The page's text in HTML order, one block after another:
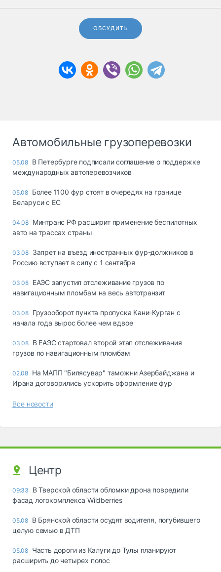
ОБСУДИТЬ
Автомобильные грузоперевозки
05.08 В Петербурге подписали соглашение о поддержке
международных автоперевозчиков
05.08 Более 1100 фур стоят в очередях на границе
Беларуси с ЕС
04.08 Минтранс РФ расширит применение беспилотных
авто на трассах страны
03.08 Запрет на въезд иностранных фур-должников в
Россию вступает в силу с 1 сентября
03.08 ЕАЭС запустил отслеживание грузов по
навигационным пломбам на весь автотранзит
03.08 Грузооборот пункта пропуска Кани-Курган с
начала года вырос более чем вдвое
03.08 В ЕАЭС стартовал второй этап отслеживания
грузов по навигационным пломбам
02.08 На МАПП "Билясувар" таможни Азербайджана и
Ирана договорились ускорить оформление фур
Все новости
Центр
09:33
В Тверской области обломки дрона повредили
фасад логокомплекса Wildberries
05.08 В Брянской области осудят водителя, погубившего
целую семью в ДТП
05.08 Часть дороги из Калуги до Тулы планируют
расширить до четырех полос